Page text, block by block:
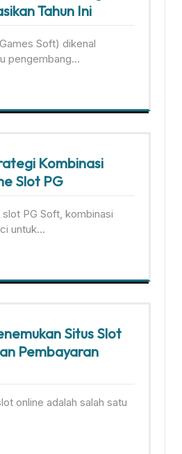
Tahun Ini
Soft) dikenal
pengembang…
Kombinasi
Slot PG
PG Soft, kombinasi
untuk…
Situs Slot
Pembayaran
online adalah salah satu